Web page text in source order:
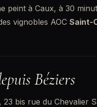
peint à Caux, à 30
vignobles AOC Saint-
Béziers
, 23 bis rue du Chevalier